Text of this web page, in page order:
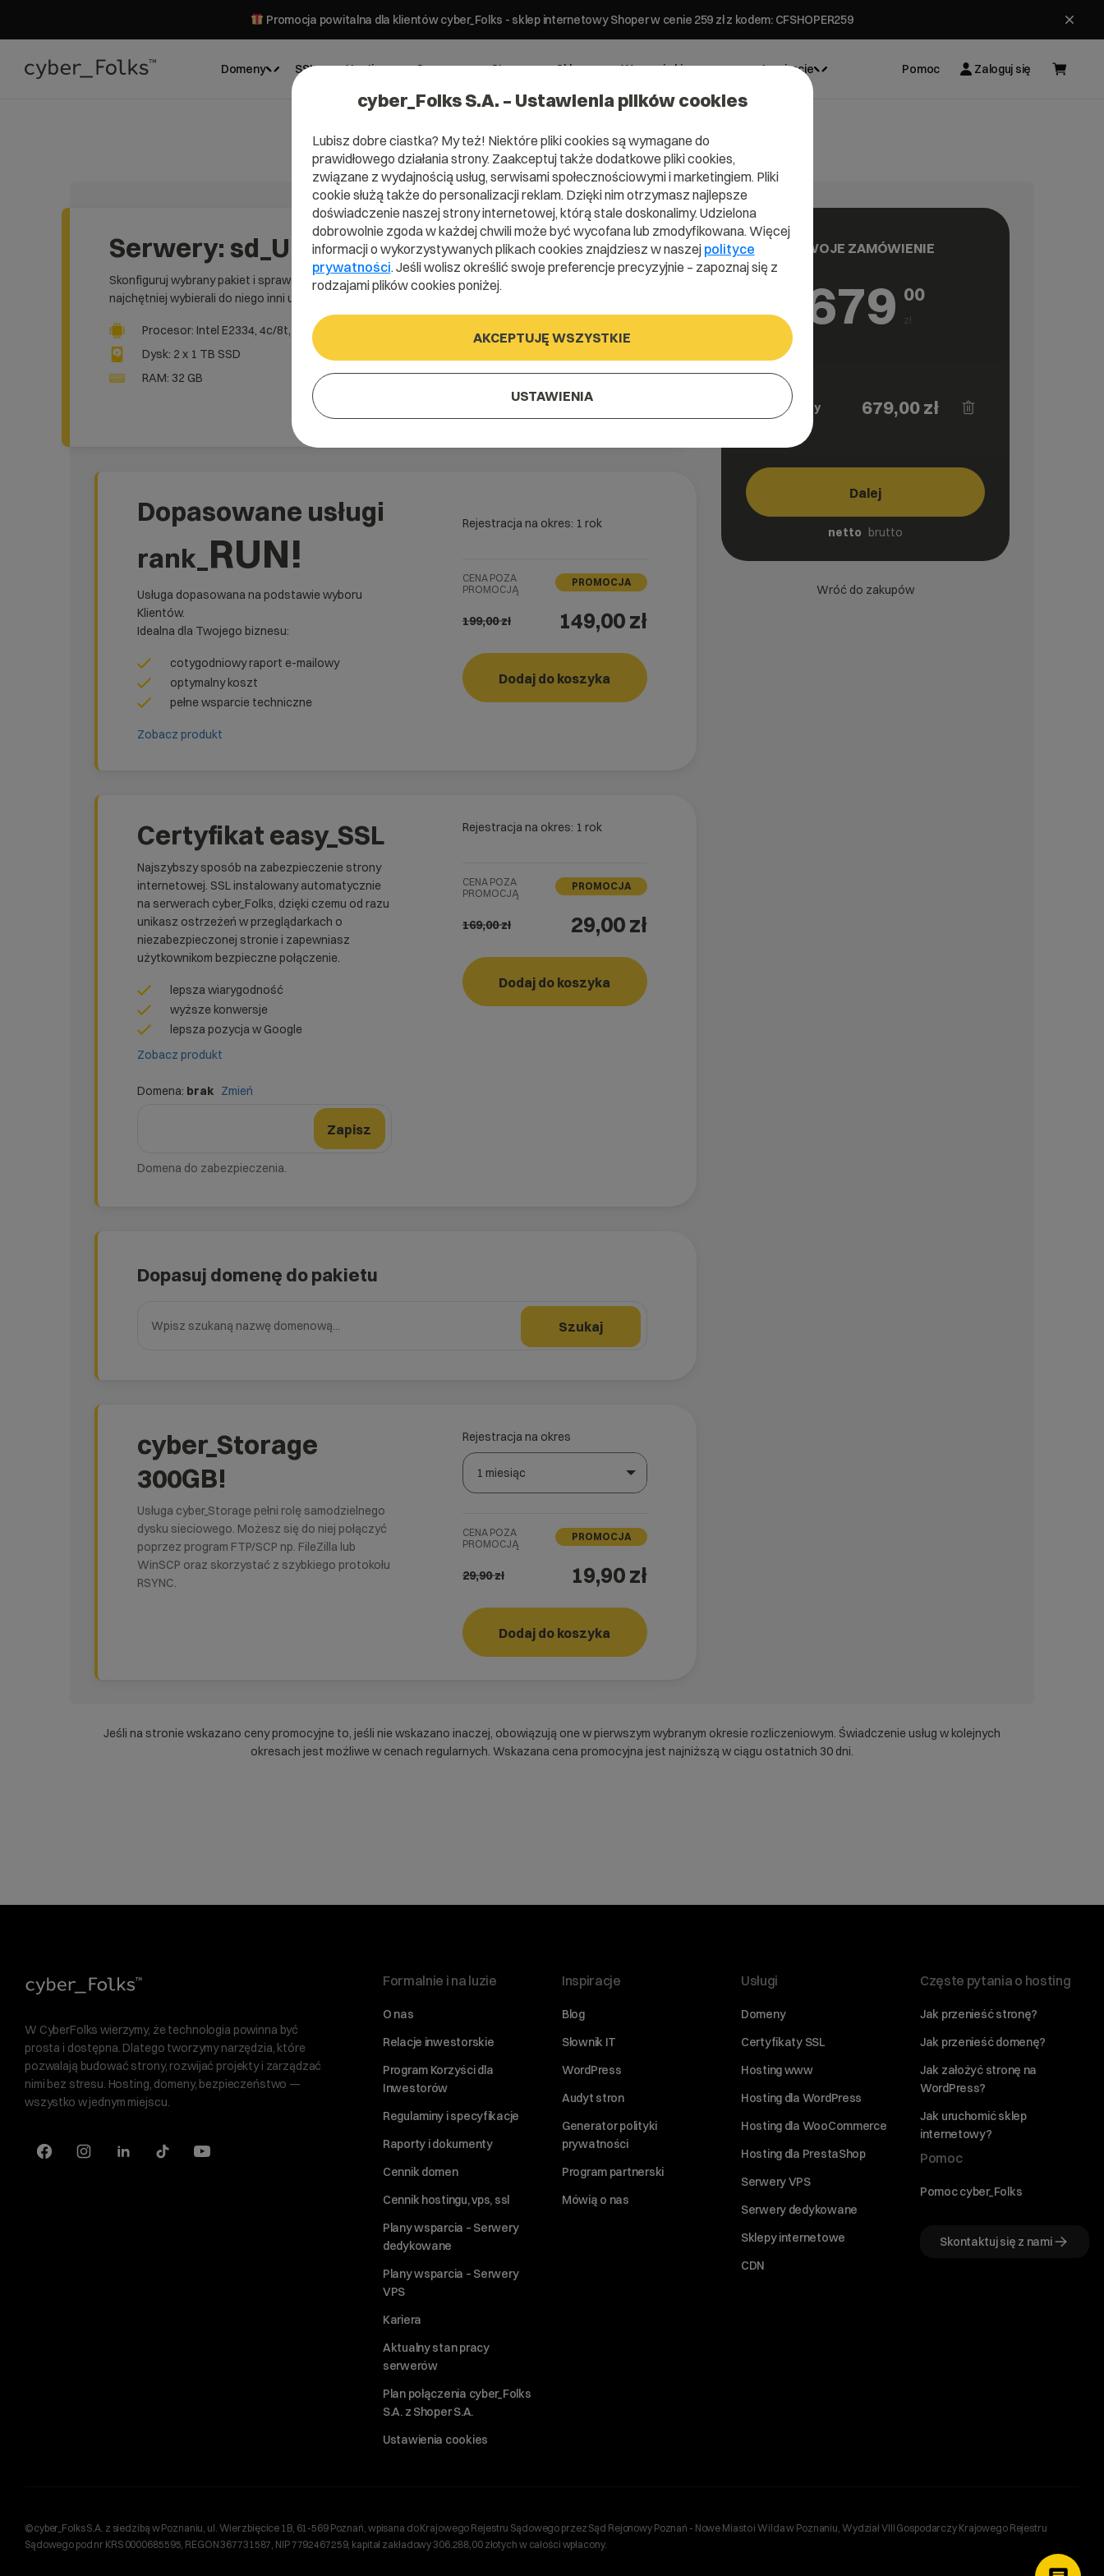
Promocja powitalna dla klientów cyber_Folks - sklep internetowy Shoper w cenie 259 zł z kodem: CFSHOPER259
Domeny SSL Hosting Serwery Strony Sklepy Wsparcie biznesowe Inspiracje Pomoc Zaloguj się
Serwery: sd_UP29
Skonfiguruj wybrany pakiet i sprawdź, co
najchętniej wybierali do niego inni użytkownicy.
Procesor: Intel E2334, 4c/8t, 3,4GHz / 4,8GHz
Dysk: 2 x 1 TB SSD
RAM: 32 GB
Rejestracja na okres
1 miesiąc
Naciśnij spację, aby otworzyć listę, klawisze strzałek, aby nawigować, Enter, aby wybrać opcję, Escape, aby zamknąć.
679,00 zł
W koszyku
Dopasowane usługi
rank_ RUN!
Usługa dopasowana na podstawie wyboru
Klientów.
Idealna dla Twojego biznesu:
cotygodniowy raport e-mailowy
optymalny koszt
pełne wsparcie techniczne
Zobacz produkt
Rejestracja na okres: 1 rok
CENA POZA
PROMOCJĄ
PROMOCJA
199,00zł 149,00 zł
Dodaj do koszyka rank_RUN!
Certyfikat easy_SSL
Najszybszy sposób na zabezpieczenie strony
internetowej. SSL instalowany automatycznie
na serwerach cyber_Folks, dzięki czemu od razu
unikasz ostrzeżeń w przeglądarkach o
niezabezpieczonej stronie i zapewniasz
użytkownikom bezpieczne połączenie.
lepsza wiarygodność
wyższe konwersje
lepsza pozycja w Google
Zobacz produkt
Domena: brak Zmień
Zmień formularz domeny
Zapisz
Domena do zabezpieczenia.
Rejestracja na okres: 1 rok
CENA POZA
PROMOCJĄ
PROMOCJA
169,00zł 29,00 zł
Dodaj do koszyka easy_SSL
Dopasuj domenę do pakietu
Szukaj
cyber_Storage
300GB!
Usługa cyber_Storage pełni rolę samodzielnego
dysku sieciowego. Możesz się do niej połączyć
poprzez program FTP/SCP np. FileZilla lub
WinSCP oraz skorzystać z szybkiego protokołu
RSYNC.
Rejestracja na okres
1 miesiąc
CENA POZA
PROMOCJĄ
PROMOCJA
29,90zł 19,90 zł
Dodaj do koszyka cyber_
TWOJE ZAMÓWIENIE
679 00
zł
Serwer
dedykowany
679,00zł
Dalej
netto brutto
Wróć do zakupów
Jeśli na stronie wskazano ceny promocyjne to, jeśli nie wskazano inaczej, obowiązują one w pierwszym wybranym okresie rozliczeniowym. Świadczenie usług w kolejnych
okresach jest możliwe w cenach regularnych. Wskazana cena promocyjna jest najniższą w ciągu ostatnich 30 dni.
W CyberFolks wierzymy, że technologia powinna być
prosta i dostępna. Dlatego tworzymy narzędzia, które
pozwalają budować strony, rozwijać projekty i zarządzać
nimi bez stresu. Hosting, domeny, bezpieczeństwo —
wszystko w jednym miejscu.
Formalnie i na luzie
O nas
Relacje inwestorskie
Program Korzyści dla
Inwestorów
Regulaminy i specyfikacje
Raporty i dokumenty
Cennik domen
Cennik hostingu, vps, ssl
Plany wsparcia – Serwery
dedykowane
Plany wsparcia – Serwery
VPS
Kariera
Aktualny stan pracy
serwerów
Plan połączenia cyber_Folks
S.A. z Shoper S.A.
Ustawienia cookies
Inspiracje
Blog
Słownik IT
WordPress
Audyt stron
Generator polityki
prywatności
Program partnerski
Mówią o nas
Usługi
Domeny
Certyfikaty SSL
Hosting www
Hosting dla WordPress
Hosting dla WooCommerce
Hosting dla PrestaShop
Serwery VPS
Serwery dedykowane
Sklepy internetowe
CDN
Częste pytania o hosting
Jak przenieść stronę?
Jak przenieść domenę?
Jak założyć stronę na
WordPress?
Jak uruchomić sklep
internetowy?
Pomoc
Pomoc cyber_Folks
Skontaktuj się z nami
©cyber_Folks S.A. z siedzibą w Poznaniu, ul. Wierzbięcice 1B, 61-569 Poznań, wpisana do Krajowego Rejestru Sądowego przez Sąd Rejonowy Poznań - Nowe Miasto i Wilda w Poznaniu, Wydział VIII Gospodarczy Krajowego Rejestru
Sądowego pod nr KRS 0000685595, REGON 367731587, NIP 7792467259, kapitał zakładowy 306.288,00 złotych w całości wpłacony.
cyber_Folks S.A. – Ustawienia plików cookies
Lubisz dobre ciastka? My też! Niektóre pliki cookies są wymagane do
prawidłowego działania strony. Zaakceptuj także dodatkowe pliki cookies,
związane z wydajnością usług, serwisami społecznościowymi i marketingiem. Pliki
cookie służą także do personalizacji reklam. Dzięki nim otrzymasz najlepsze
doświadczenie naszej strony internetowej, którą stale doskonalimy. Udzielona
dobrowolnie zgoda w każdej chwili może być wycofana lub zmodyfikowana. Więcej
informacji o wykorzystywanych plikach cookies znajdziesz w naszej polityce
prywatności. Jeśli wolisz określić swoje preferencje precyzyjnie – zapoznaj się z
rodzajami plików cookies poniżej.
AKCEPTUJĘ WSZYSTKIE
USTAWIENIA